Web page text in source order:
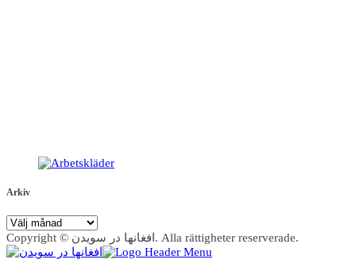
Arkiv
Arkiv
Copyright © افغانها در سویدن. Alla rättigheter reserverade.